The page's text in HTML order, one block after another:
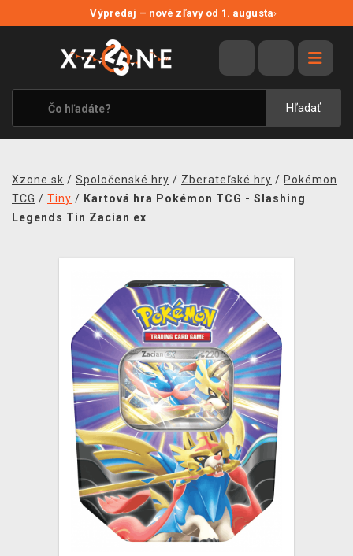
Výpredaj – nové zľavy od 1. augusta›
Hľadať
VÝPREDAJ
VIDEOHRY
XZONE ORIGINALS
TEMATIKY
MERCHANDISE
DOPRAVA
XZONE KLUB
Xzone.sk / Spoločenské hry / Zberateľské hry / Pokémon
TCG / Tiny / Kartová hra Pokémon TCG - Slashing
Legends Tin Zacian ex